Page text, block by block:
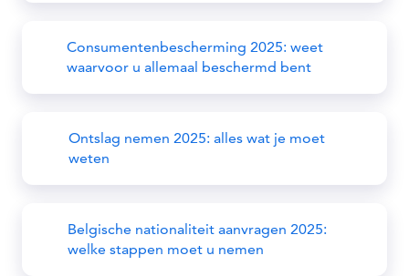
Consumentenbescherming 2025: weet
waarvoor u allemaal beschermd bent
Ontslag nemen 2025: alles wat je moet
weten
Belgische nationaliteit aanvragen 2025:
welke stappen moet u nemen